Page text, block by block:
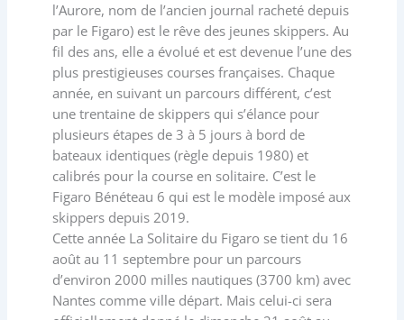
l’Aurore, nom de l’ancien journal racheté depuis
par le Figaro) est le rêve des jeunes skippers. Au
fil des ans, elle a évolué et est devenue l’une des
plus prestigieuses courses françaises. Chaque
année, en suivant un parcours différent, c’est
une trentaine de skippers qui s’élance pour
plusieurs étapes de 3 à 5 jours à bord de
bateaux identiques (règle depuis 1980) et
calibrés pour la course en solitaire. C’est le
Figaro Bénéteau 6 qui est le modèle imposé aux
skippers depuis 2019.
Cette année La Solitaire du Figaro se tient du 16
août au 11 septembre pour un parcours
d’environ 2000 milles nautiques (3700 km) avec
Nantes comme ville départ. Mais celui-ci sera